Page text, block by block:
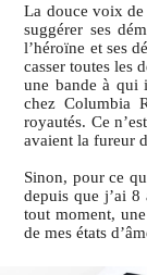
La douce voix
suggérer ses
l’héroïne et ses
casser toutes les
une bande à qui
chez Columbia
royautés. Ce
avaient la fureur
Sinon, pour ce
depuis que j’ai 8
tout moment,
de mes états